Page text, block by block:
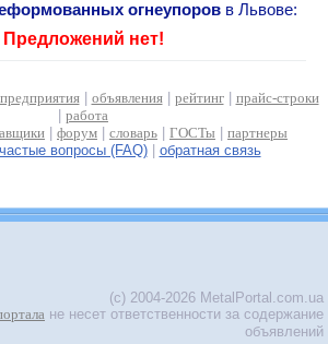
огнеупоров в Львове:
Предложений нет!
предприятия| объявления| рейтинг| прайс-строки
работа
форум словарь ГОСТы
партнеры
частые вопросы (FAQ)| обратная связь
(c) 2004-2026 MetalPortal.com.ua
не несет ответственности за содержание
объявлений